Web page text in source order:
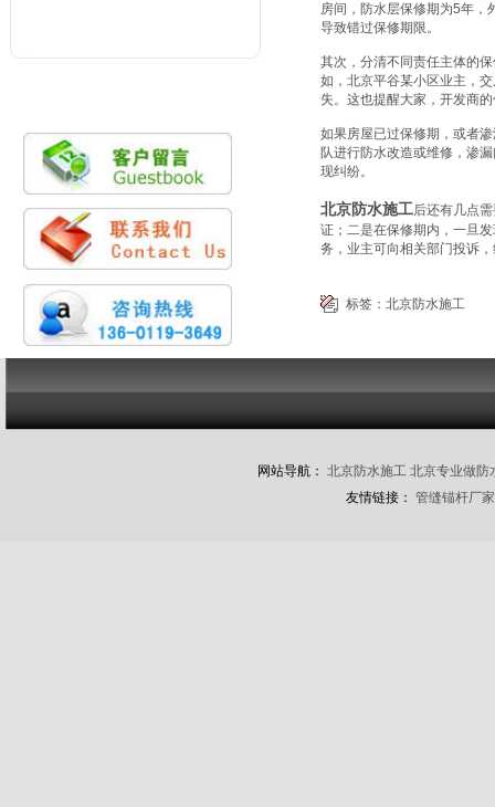
房间，防水层保修期为5年，
导致错过保修期限。
其次，分清不同责任主体的
如，北京平谷某小区业主，
失。这也提醒大家，开发商
如果房屋已过保修期，或者
队进行防水改造或维修，渗
现纠纷。
北京防水施工后还有几点
证；二是在保修期内，一旦
务，业主可向相关部门投诉
标签： 北京防水施工
网站导航： 北京防水施工 北京专业做防
友情链接： 管缝锚杆厂家